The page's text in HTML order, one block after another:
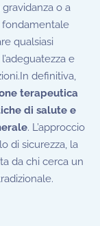
o a
fondamentale
qualsiasi
e
definitiva,
terapeutica
di salute e
. L’approccio
di sicurezza, la
da chi cerca un